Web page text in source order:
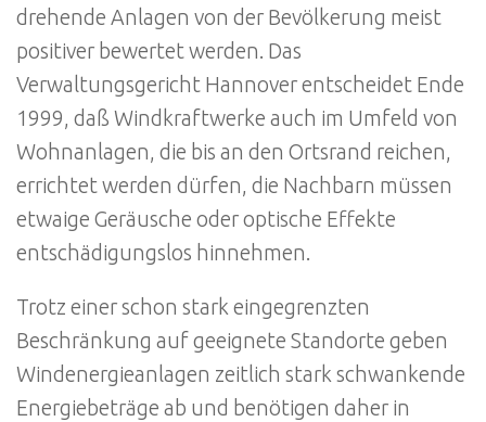
drehende Anlagen von der Bevölkerung meist
positiver bewertet werden. Das
Verwaltungsgericht Hannover entscheidet Ende
1999, daß Windkraftwerke auch im Umfeld von
Wohnanlagen, die bis an den Ortsrand reichen,
errichtet werden dürfen, die Nachbarn müssen
etwaige Geräusche oder optische Effekte
entschädigungslos hinnehmen.
Trotz einer schon stark eingegrenzten
Beschränkung auf geeignete Standorte geben
Windenergieanlagen zeitlich stark schwankende
Energiebeträge ab und benötigen daher in